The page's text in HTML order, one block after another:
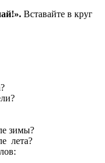
Вставайте в круг
зимы?
лета?